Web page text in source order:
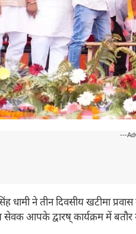
---
धामी ने तीन दिवसीय खटीमा
आपके द्वारष् कार्यक्रम में